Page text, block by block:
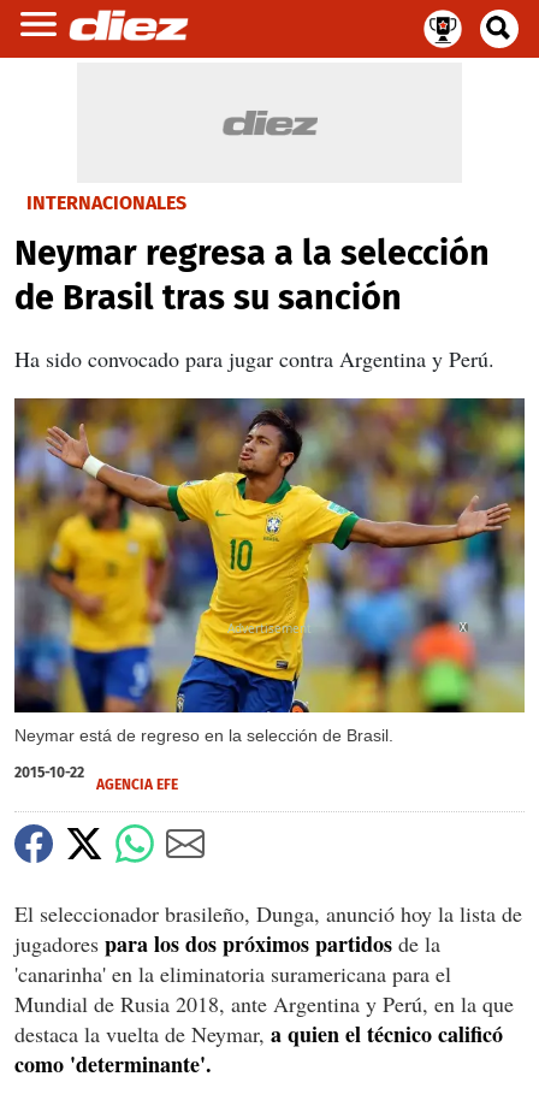
INTERNACIONALES
Neymar regresa a la selección
de Brasil tras su sanción
Ha sido convocado para jugar contra Argentina y Perú.
Neymar está de regreso en la selección de Brasil.
X
2015-10-22
AGENCIA EFE
El seleccionador brasileño, Dunga, anunció hoy la lista de
jugadores para los dos próximos partidos de la
'canarinha' en la eliminatoria suramericana para el
Mundial de Rusia 2018, ante Argentina y Perú, en la que
destaca la vuelta de Neymar, a quien el técnico calificó
como 'determinante'.